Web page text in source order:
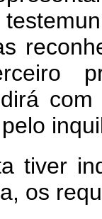
tiver
os